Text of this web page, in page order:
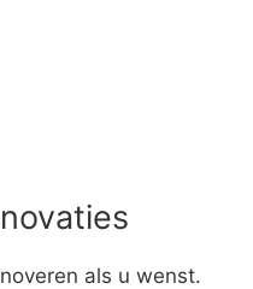
als u wenst.